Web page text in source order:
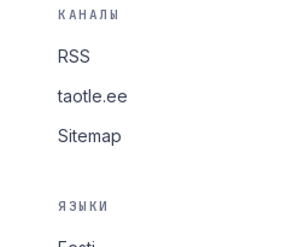
КАНАЛЫ
RSS
taotle.ee
Sitemap
ЯЗЫКИ